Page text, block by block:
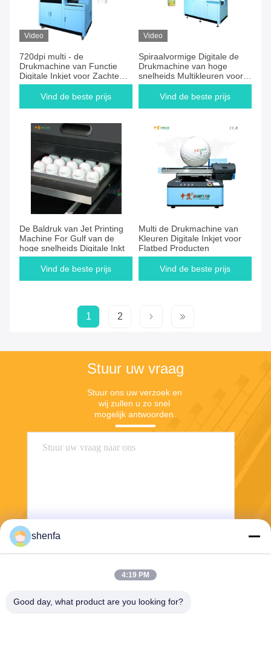
Video
720dpi multi - de
Drukmachine van Functie
Digitale Inkjet voor Zachte
Buis
Vind de beste prijs
Video
Spiraalvormige Digitale de
Drukmachine van hoge
snelheids Multikleuren voor
Aluminiumblikken
Vind de beste prijs
De Baldruk van Jet Printing
Machine For Gulf van de
hoge snelheids Digitale Inkt
Vind de beste prijs
Multi de Drukmachine van
Kleuren Digitale Inkjet voor
Flatbed Producten
Vind de beste prijs
1 2
Stuur uw vraag
Stuur ons uw verzoek en
wij zullen u zo snel
mogelijk antwoorden.
Stuur
shenfa
4:19 PM
Good day, what product are you looking for?